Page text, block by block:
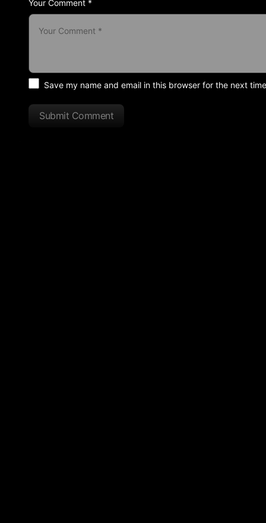
Your Comment *
Save my name and email in this browser for the next
Submit Comment